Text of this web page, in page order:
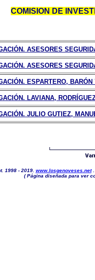
COMISION DE
ASESORES
ASESORES
ESPARTERO,
LAVIANA,
JULIO GUTIEZ,
1998 - 2019. www.losgenoveses.net.
( Página diseñada para ver